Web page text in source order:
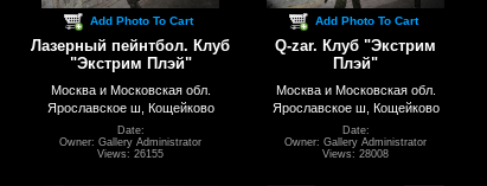
Add Photo To Cart
Лазерный пейнтбол. Клуб
"Экстрим Плэй"
Москва и Московская обл.
Ярославское ш, Кощейково
Date:
Owner: Gallery Administrator
Views: 26155
Add Photo To Cart
Q-zar. Клуб "Экстрим
Плэй"
Москва и Московская обл.
Ярославское ш, Кощейково
Date:
Owner: Gallery Administrator
Views: 28008